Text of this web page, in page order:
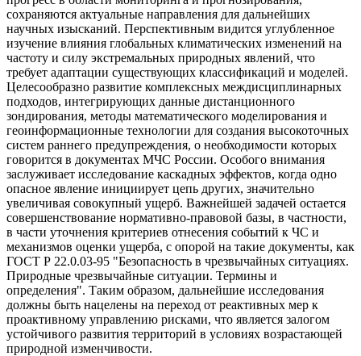
сохраняются актуальные направления для дальнейших
научных изысканий. Перспективным видится углубленное
изучение влияния глобальных климатических изменений на
частоту и силу экстремальных природных явлений, что
требует адаптации существующих классификаций и моделей.
Целесообразно развитие комплексных междисциплинарных
подходов, интегрирующих данные дистанционного
зондирования, методы математического моделирования и
геоинформационные технологии для создания высокоточных
систем раннего предупреждения, о необходимости которых
говорится в документах МЧС России. Особого внимания
заслуживает исследование каскадных эффектов, когда одно
опасное явление инициирует цепь других, значительно
увеличивая совокупный ущерб. Важнейшей задачей остается
совершенствование нормативно-правовой базы, в частности,
в части уточнения критериев отнесения событий к ЧС и
механизмов оценки ущерба, с опорой на такие документы, как
ГОСТ Р 22.0.03-95 "Безопасность в чрезвычайных ситуациях.
Природные чрезвычайные ситуации. Термины и
определения". Таким образом, дальнейшие исследования
должны быть нацелены на переход от реактивных мер к
проактивному управлению рисками, что является залогом
устойчивого развития территорий в условиях возрастающей
природной изменчивости.